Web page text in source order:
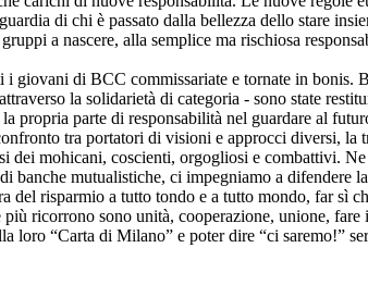
di chi è passato dalla bellezza dello stare
a nascere, alla semplice ma rischiosa
di BCC commissariate e tornate in bonis.
la solidarietà di categoria - sono state
propria parte di responsabilità nel guardare al
tra portatori di visioni e approcci diversi, la
dei mohicani, coscienti, orgogliosi e combattivi.
mutualistiche, ci impegniamo a difendere
risparmio a tutto tondo e a tutto mondo, far sì
ricorrono sono unità, cooperazione, unione,
“Carta di Milano” e poter dire “ci saremo!”